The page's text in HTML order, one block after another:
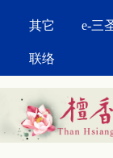
其它 e-三
联络